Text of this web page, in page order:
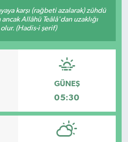
karşı (rağbeti azalarak) zühdü
Allâhü Teâlâ'dan uzaklığı
olur. (Hadis-i şerif)
GÜNEŞ
05:30